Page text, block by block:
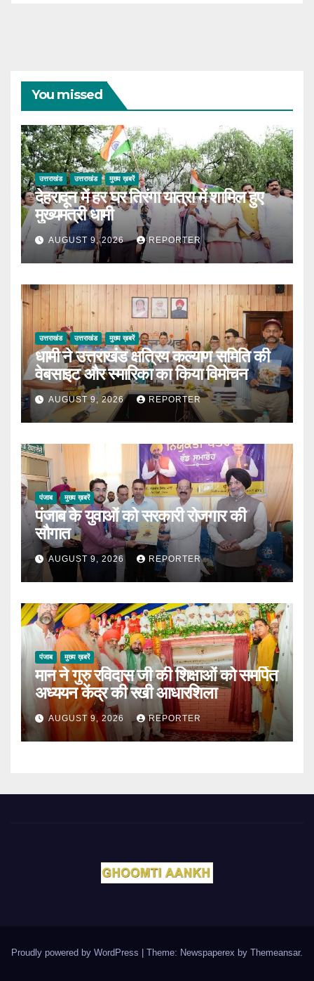
You missed
उत्तराखंड उत्तराखंड मुख्य ख़बरें
देहरादून में हर घर तिरंगा यात्रा में शामिल हुए
मुख्यमंत्री धामी
AUGUST 9, 2026 REPORTER
उत्तराखंड उत्तराखंड मुख्य ख़बरें
धामी ने उत्तराखंड क्षत्रिय कल्याण समिति की
वेबसाइट और स्मारिका का किया विमोचन
AUGUST 9, 2026 REPORTER
पंजाब मुख्य ख़बरें
पंजाब के युवाओं को सरकारी रोजगार की
सौगात
AUGUST 9, 2026 REPORTER
पंजाब मुख्य ख़बरें
मान ने गुरु रविदास जी की शिक्षाओं को समर्पित
अध्ययन केंद्र की रखी आधारशिला
AUGUST 9, 2026 REPORTER
Proudly powered by WordPress Theme: Newspaperex by Themeansar.